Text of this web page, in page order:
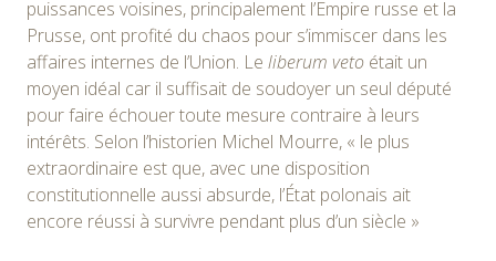
puissances voisines, principalement l’Empire russe et la
Prusse, ont profité du chaos pour s’immiscer dans les
affaires internes de l’Union. Le liberum veto était un
moyen idéal car il suffisait de soudoyer un seul député
pour faire échouer toute mesure contraire à leurs
intérêts. Selon l’historien Michel Mourre, « le plus
extraordinaire est que, avec une disposition
constitutionnelle aussi absurde, l’État polonais ait
encore réussi à survivre pendant plus d’un siècle »